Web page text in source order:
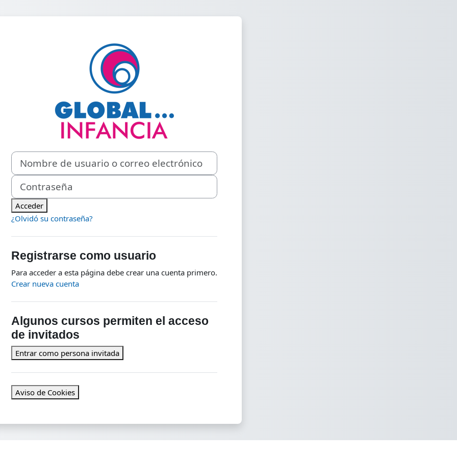
Entrar a Formación Continua - Global Infancia
Nombre de usuario o correo electrónico
Contraseña
Acceder
¿Olvidó su contraseña?
Registrarse como usuario
Para acceder a esta página debe crear una cuenta primero.
Crear nueva cuenta
Algunos cursos permiten el acceso
de invitados
Entrar como persona invitada
Aviso de Cookies